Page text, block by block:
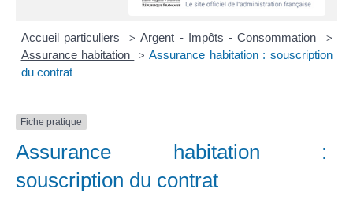
Accueil particuliers > Argent - Impôts - Consommation >
Assurance habitation > Assurance habitation : souscription
du contrat
Fiche pratique
Assurance habitation :
souscription du contrat